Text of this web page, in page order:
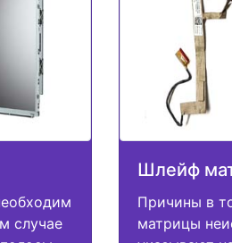
случае
Шлейф
Причины в
матрицы